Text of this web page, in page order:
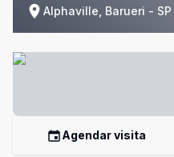
Alphaville, Barueri - SP
Agendar visita